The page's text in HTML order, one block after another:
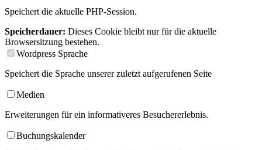
Speichert die aktuelle PHP-Session.
Speicherdauer: Dieses Cookie bleibt nur für die aktuelle
Browsersitzung bestehen.
Wordpress Sprache
Speichert die Sprache unserer zuletzt aufgerufenen Seite
Medien
Erweiterungen für ein informativeres Besuchererlebnis.
Buchungskalender